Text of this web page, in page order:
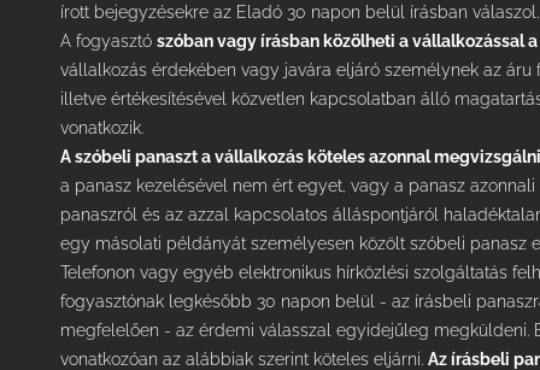
írott bejegyzésekre az Eladó 30 napon belül írásban válaszol.
A fogyasztó szóban vagy írásban közölheti a vállalkozással
vállalkozás érdekében vagy javára eljáró személynek az
illetve értékesítésével közvetlen kapcsolatban álló
vonatkozik.
A szóbeli panaszt a vállalkozás köteles azonnal
a panasz kezelésével nem ért egyet, vagy a panasz
panaszról és az azzal kapcsolatos álláspontjáról
egy másolati példányát személyesen közölt szóbeli panasz
Telefonon vagy egyéb elektronikus hírközlési szolgáltatás
fogyasztónak legkésőbb 30 napon belül - az írásbeli
megfelelően - az érdemi válasszal egyidejűleg megküldeni.
vonatkozóan az alábbiak szerint köteles eljárni. Az írásbeli